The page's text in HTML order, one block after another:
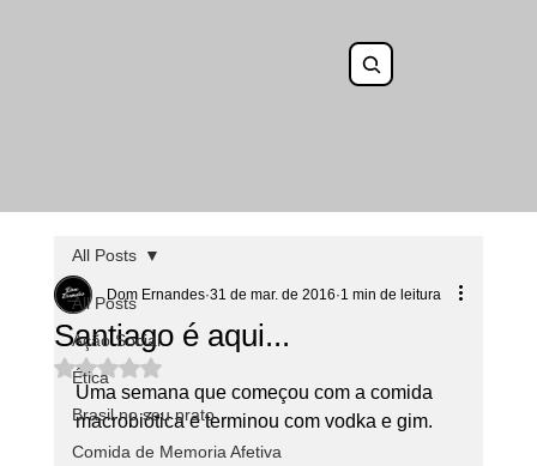
All Posts
Ação Social
Ética
Brasil no seu prato
Comida de Memoria Afetiva
All Posts
Santiago é aqui...
Dom Ernandes 31 de mar. de 2016 1 min de leitura
Avaliado com NaN de 5 estrelas.
Uma semana que começou com a comida
macrobiótica e terminou com vodka e gim.